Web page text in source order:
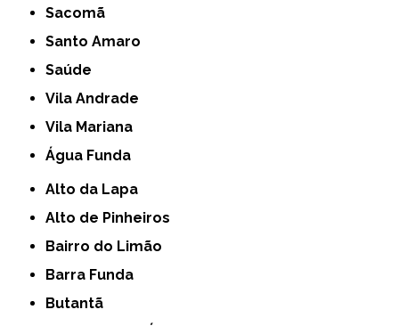
Sacomã
Santo Amaro
Saúde
Vila Andrade
Vila Mariana
Água Funda
Alto da Lapa
Alto de Pinheiros
Bairro do Limão
Barra Funda
Butantã